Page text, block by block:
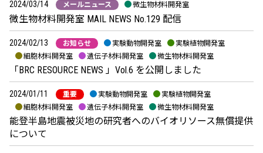
2024/03/14 メールニュース 微生物材料開発室
微生物材料開発室 MAIL NEWS No.129 配信
2024/02/13 お知らせ 実験動物開発室
実験植物開発室
細胞材料開発室
遺伝子材料開発室 微生物材料開発室
「BRC RESOURCE NEWS 」Vol.6 を公開しました
2024/01/11 重要 実験動物開発室
実験植物開発室
細胞材料開発室
遺伝子材料開発室 微生物材料開発室
能登半島地震被災地の研究者へのバイオリソース無償提供
について